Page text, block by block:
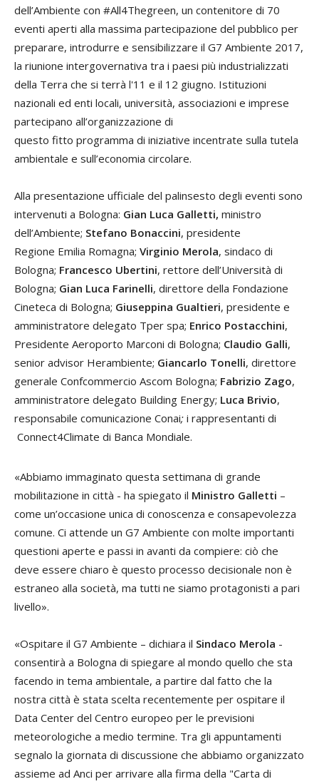
dell’Ambiente con #All4Thegreen, un contenitore di 70
eventi aperti alla massima partecipazione del pubblico per
preparare, introdurre e sensibilizzare il G7 Ambiente 2017,
la riunione intergovernativa tra i paesi più industrializzati
della Terra che si terrà l'11 e il 12 giugno. Istituzioni
nazionali ed enti locali, università, associazioni e imprese
partecipano all’organizzazione di
questo fitto programma di iniziative incentrate sulla tutela
ambientale e sull’economia circolare.
Alla presentazione ufficiale del palinsesto degli eventi sono
intervenuti a Bologna: Gian Luca Galletti, ministro
dell’Ambiente; Stefano Bonaccini, presidente
Regione Emilia Romagna; Virginio Merola, sindaco di
Bologna; Francesco Ubertini, rettore dell’Università di
Bologna; Gian Luca Farinelli, direttore della Fondazione
Cineteca di Bologna; Giuseppina Gualtieri, presidente e
amministratore delegato Tper spa; Enrico Postacchini,
Presidente Aeroporto Marconi di Bologna; Claudio Galli,
senior advisor Herambiente; Giancarlo Tonelli, direttore
generale Confcommercio Ascom Bologna; Fabrizio Zago,
amministratore delegato Building Energy; Luca Brivio,
responsabile comunicazione Conai; i rappresentanti di
Connect4Climate di Banca Mondiale.
«Abbiamo immaginato questa settimana di grande
mobilitazione in città - ha spiegato il Ministro Galletti –
come un’occasione unica di conoscenza e consapevolezza
comune. Ci attende un G7 Ambiente con molte importanti
questioni aperte e passi in avanti da compiere: ciò che
deve essere chiaro è questo processo decisionale non è
estraneo alla società, ma tutti ne siamo protagonisti a pari
livello».
«Ospitare il G7 Ambiente – dichiara il Sindaco Merola -
consentirà a Bologna di spiegare al mondo quello che sta
facendo in tema ambientale, a partire dal fatto che la
nostra città è stata scelta recentemente per ospitare il
Data Center del Centro europeo per le previsioni
meteorologiche a medio termine. Tra gli appuntamenti
segnalo la giornata di discussione che abbiamo organizzato
assieme ad Anci per arrivare alla firma della "Carta di